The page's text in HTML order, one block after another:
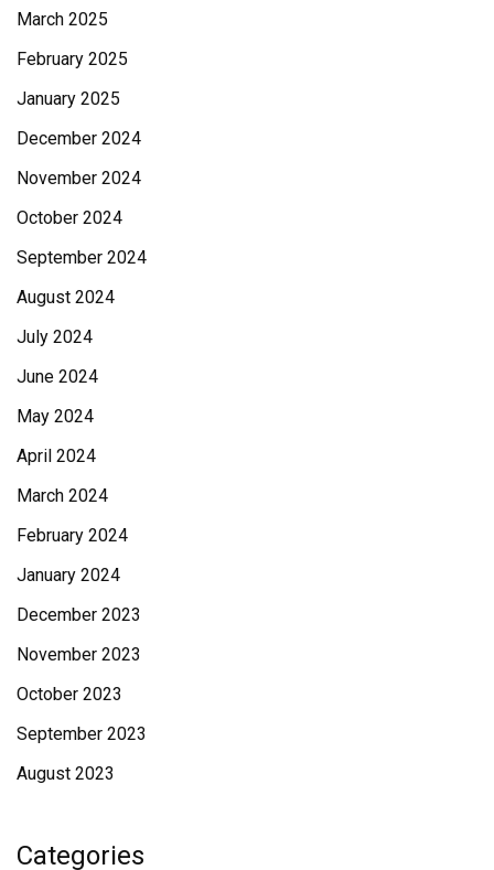
March 2025
February 2025
January 2025
December 2024
November 2024
October 2024
September 2024
August 2024
July 2024
June 2024
May 2024
April 2024
March 2024
February 2024
January 2024
December 2023
November 2023
October 2023
September 2023
August 2023
Categories